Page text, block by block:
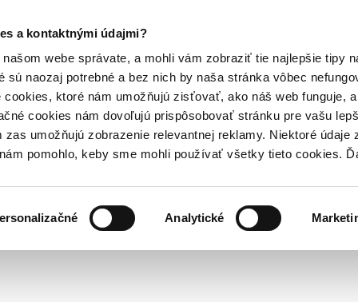
a kontaktnými údajmi?
webe správate, a mohli vám zobraziť tie najlepšie tipy
sú naozaj potrebné a bez nich by naša stránka vôbec
ktoré nám umožňujú zisťovať, ako náš web funguje,
cookies nám dovoľujú prispôsobovať stránku pre vašu
umožňujú zobrazenie relevantnej reklamy. Niektoré údaje
pomohlo, keby sme mohli používať všetky tieto cookies.
Analytické